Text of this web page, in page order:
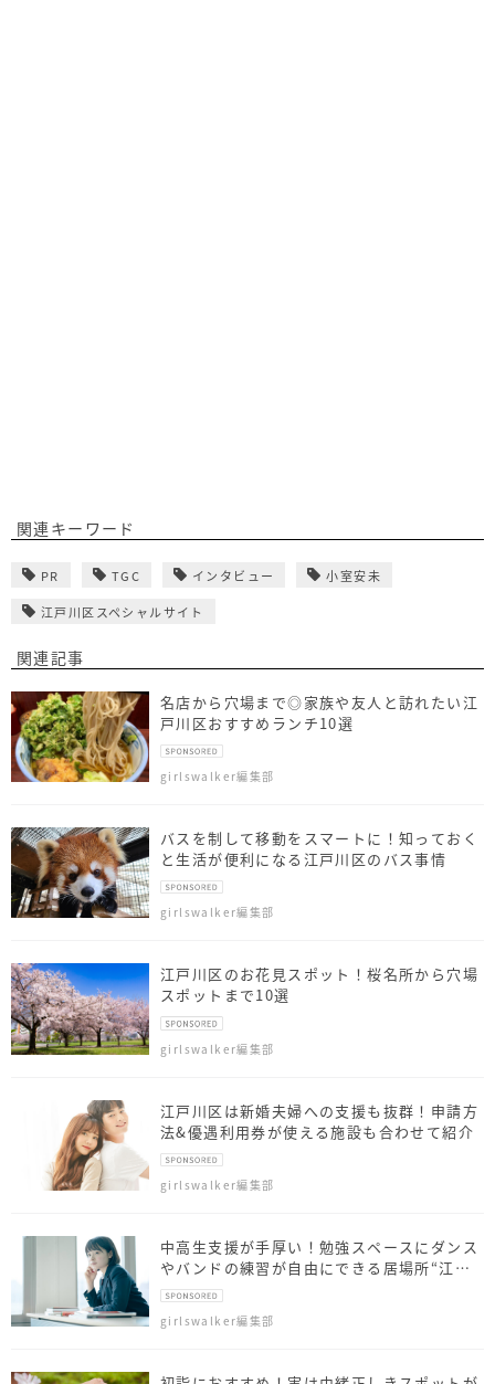
関連キーワード
PR TGC インタビュー 小室安未
江戸川区スペシャルサイト
関連記事
名店から穴場まで◎家族や友人と訪れたい江
戸川区おすすめランチ10選
girlswalker編集部
バスを制して移動をスマートに！知っておく
と生活が便利になる江戸川区のバス事情
girlswalker編集部
江戸川区のお花見スポット！桜名所から穴場
スポットまで10選
girlswalker編集部
江戸川区は新婚夫婦への支援も抜群！申請方
法&優遇利用券が使える施設も合わせて紹介
girlswalker編集部
中高生支援が手厚い！勉強スペースにダンス
やバンドの練習が自由にできる居場所“江戸
川区共育プラザ”が魅力的
girlswalker編集部